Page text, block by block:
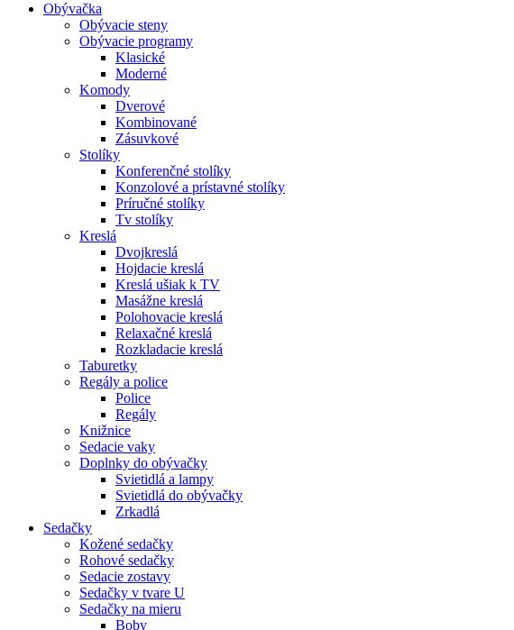
Obývačka
Obývacie steny
Obývacie programy
Klasické
Moderné
Komody
Dverové
Kombinované
Zásuvkové
Stolíky
Konferenčné stolíky
Konzolové a prístavné stolíky
Príručné stolíky
Tv stolíky
Kreslá
Dvojkreslá
Hojdacie kreslá
Kreslá ušiak k TV
Masážne kreslá
Polohovacie kreslá
Relaxačné kreslá
Rozkladacie kreslá
Taburetky
Regály a police
Police
Regály
Knižnice
Sedacie vaky
Doplnky do obývačky
Svietidlá a lampy
Svietidlá do obývačky
Zrkadlá
Sedačky
Kožené sedačky
Rohové sedačky
Sedacie zostavy
Sedačky v tvare U
Sedačky na mieru
Boby